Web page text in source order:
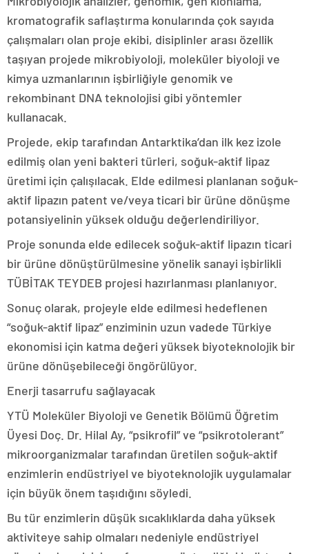
kromatografik saflaştırma konularında çok sayıda
çalışmaları olan proje ekibi, disiplinler arası özellik
taşıyan projede mikrobiyoloji, moleküler biyoloji ve
kimya uzmanlarının işbirliğiyle genomik ve
rekombinant DNA teknolojisi gibi yöntemler
kullanacak.
Projede, ekip tarafından Antarktika’dan ilk kez izole
edilmiş olan yeni bakteri türleri, soğuk-aktif lipaz
üretimi için çalışılacak. Elde edilmesi planlanan soğuk-
aktif lipazın patent ve/veya ticari bir ürüne dönüşme
potansiyelinin yüksek olduğu değerlendiriliyor.
Proje sonunda elde edilecek soğuk-aktif lipazın ticari
bir ürüne dönüştürülmesine yönelik sanayi işbirlikli
TÜBİTAK TEYDEB projesi hazırlanması planlanıyor.
Sonuç olarak, projeyle elde edilmesi hedeflenen
“soğuk-aktif lipaz” enziminin uzun vadede Türkiye
ekonomisi için katma değeri yüksek biyoteknolojik bir
ürüne dönüşebileceği öngörülüyor.
Enerji tasarrufu sağlayacak
YTÜ Moleküler Biyoloji ve Genetik Bölümü Öğretim
Üyesi Doç. Dr. Hilal Ay, “psikrofil” ve “psikrotolerant”
mikroorganizmalar tarafından üretilen soğuk-aktif
enzimlerin endüstriyel ve biyoteknolojik uygulamalar
için büyük önem taşıdığını söyledi.
Bu tür enzimlerin düşük sıcaklıklarda daha yüksek
aktiviteye sahip olmaları nedeniyle endüstriyel